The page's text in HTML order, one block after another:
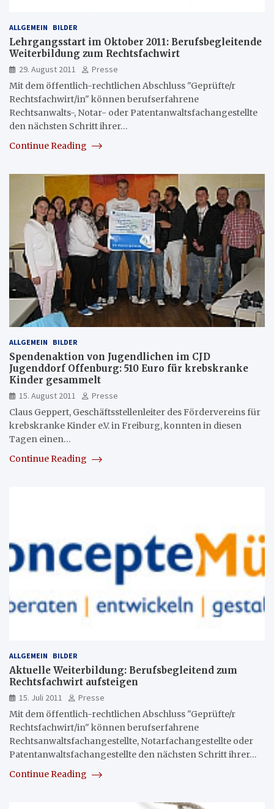
ALLGEMEIN BILDER
Lehrgangsstart im Oktober 2011: Berufsbegleitende
Weiterbildung zum Rechtsfachwirt
29. August 2011
Presse
Mit dem öffentlich-rechtlichen Abschluss "Geprüfte/r
Rechtsfachwirt/in" können berufserfahrene
Rechtsanwalts-, Notar- oder Patentanwaltsfachangestellte
den nächsten Schritt ihrer…
Continue Reading
ALLGEMEIN BILDER
Spendenaktion von Jugendlichen im CJD
Jugenddorf Offenburg: 510 Euro für krebskranke
Kinder gesammelt
15. August 2011
Presse
Claus Geppert, Geschäftsstellenleiter des Fördervereins für
krebskranke Kinder e.V. in Freiburg, konnten in diesen
Tagen einen…
Continue Reading
ALLGEMEIN BILDER
Aktuelle Weiterbildung: Berufsbegleitend zum
Rechtsfachwirt aufsteigen
15. Juli 2011
Presse
Mit dem öffentlich-rechtlichen Abschluss "Geprüfte/r
Rechtsfachwirt/in" können berufserfahrene
Rechtsanwaltsfachangestellte, Notarfachangestellte oder
Patentanwaltsfachangestellte den nächsten Schritt ihrer…
Continue Reading